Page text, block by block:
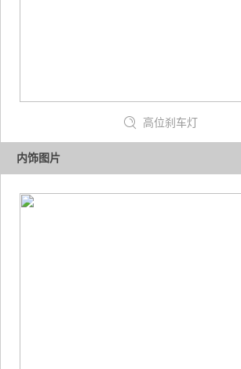
高位刹车灯
内饰图片